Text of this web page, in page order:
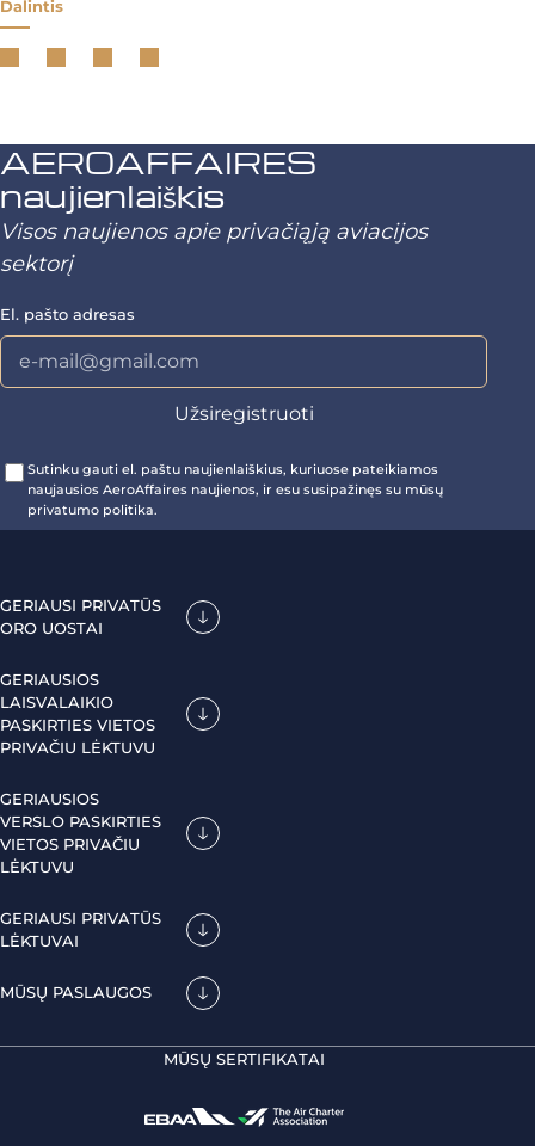
Dalintis
AEROAFFAIRES
naujienlaiškis
Visos naujienos apie privačiąją aviacijos
sektorį
El. pašto adresas
Sutinku gauti el. paštu naujienlaiškius, kuriuose pateikiamos
naujausios AeroAffaires naujienos, ir esu susipažinęs su mūsų
privatumo politika.
GERIAUSI PRIVATŪS
ORO UOSTAI
GERIAUSIOS
LAISVALAIKIO
PASKIRTIES VIETOS
PRIVAČIU LĖKTUVU
GERIAUSIOS
VERSLO PASKIRTIES
VIETOS PRIVAČIU
LĖKTUVU
GERIAUSI PRIVATŪS
LĖKTUVAI
MŪSŲ PASLAUGOS
MŪSŲ SERTIFIKATAI